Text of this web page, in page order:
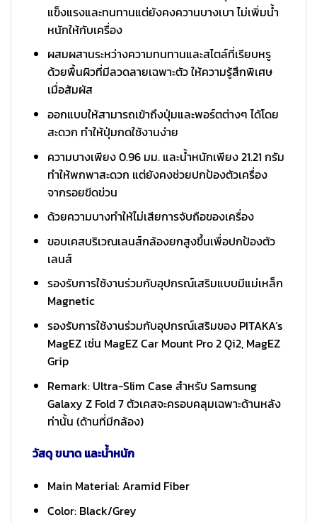
แข็งแรงและทนทานแต่ยังคงควานบางเบา ไม่เพิ่มน้ำ
หนักให้กับเครื่อง
ผสมผสานระหว่างความทนทานและสไตล์ที่เรียบหรู
ด้วยพื้นผิวที่มีลวดลายเฉพาะตัว ให้ความรู้สึกพิเศษ
เมื่อสัมผัส
ออกแบบให้สามารถเข้าถึงปุ่มและพอร์ตต่างๆ ได้โดย
สะดวก ทำให้ปุ่มกดใช้งานง่าย
ความบางเพียง 0.96 มม. และน้ำหนักเพียง 21.21 กรัม
ทำให้พกพาสะดวก แต่ยังคงช่วยปกป้องตัวเครื่อง
จากรอยขีดข่วน
ด้วยความบางทำให้ไม่เสียการจับถือของเครื่อง
ขอบเคสบริเวณเลนส์กล้องยกสูงขึ้นเพื่อปกป้องตัว
เลนส์
รองรับการใช้งานร่วมกับอุปกรณ์เสริมแบบมีแม่เหล็ก
Magnetic
รองรับการใช้งานร่วมกับอุปกรณ์เสริมของ PITAKA’s
MagEZ เช่น MagEZ Car Mount Pro 2 Qi2, MagEZ
Grip
Remark: Ultra-Slim Case สำหรับ Samsung
Galaxy Z Fold 7 ตัวเคสจะครอบคลุมเฉพาะด้านหลัง
ท่านั้น (ด้านที่มีกล้อง)
วัสดุ ขนาด และน้ำหนัก
Main Material: Aramid Fiber
Color: Black/Grey